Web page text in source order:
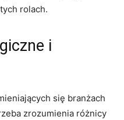
rolach.
i
się branżach
zrozumienia różnicy